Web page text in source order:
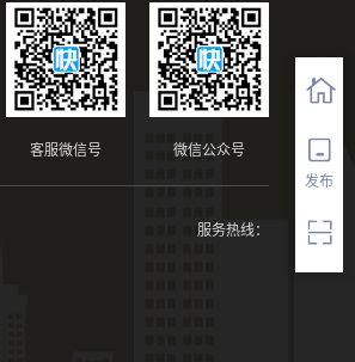
发布
微信公众号
客服微信号
服务热线：